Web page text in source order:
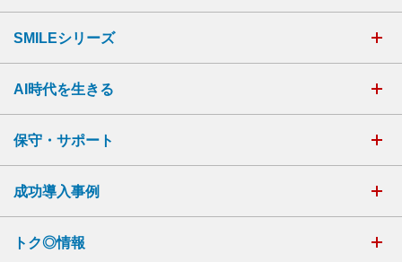
SMILEシリーズ
AI時代を生きる
保守・サポート
成功導入事例
トク◎情報